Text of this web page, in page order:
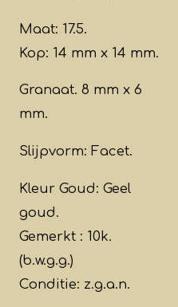
Maat: 17.5.
Kop: 14 mm x 14 mm.
Granaat. 8 mm x 6
mm.
Slijpvorm: Facet.
Kleur Goud: Geel
goud.
Gemerkt : 10k.
(b.w.g.g.)
Conditie: z.g.a.n.